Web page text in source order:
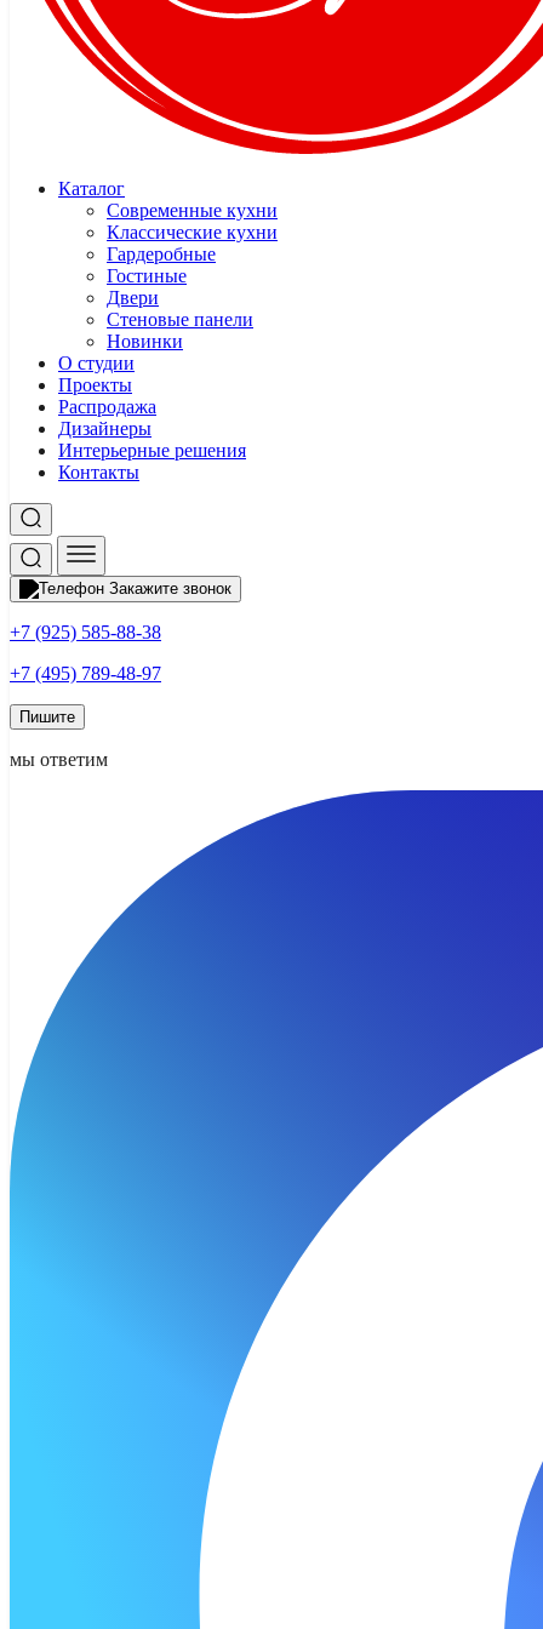
Каталог
Современные кухни
Классические кухни
Гардеробные
Гостиные
Двери
Стеновые панели
Новинки
О студии
Проекты
Распродажа
Дизайнеры
Интерьерные решения
Контакты
Закажите звонок
+7 (925) 585-88-38
+7 (495) 789-48-97
Пишите
мы ответим